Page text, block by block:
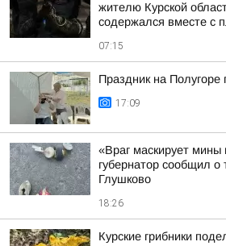
жителю Курской
содержался вместе с
07:15
Праздник на Полугоре
17:09
«Враг маскирует мины
губернатор сообщил
Глушково
18:26
Курские грибники